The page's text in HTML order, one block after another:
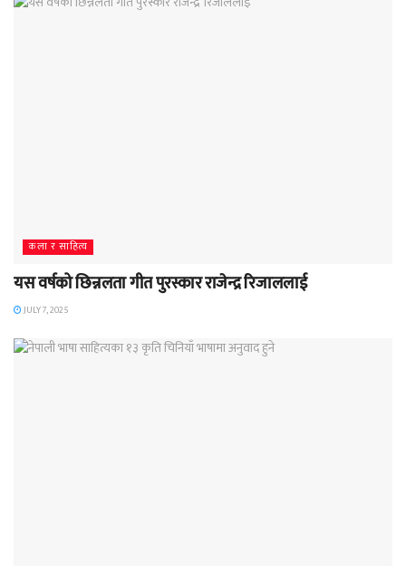
कला र साहित्य
यस वर्षको छिन्नलता गीत पुरस्कार राजेन्द्र रिजाललाई
JULY 7, 2025